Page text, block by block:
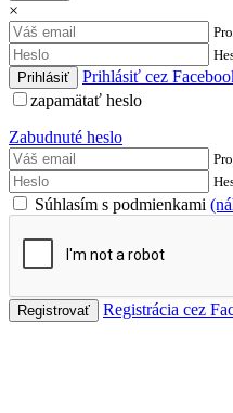
×
Prihlásiť cez
zapamätať heslo
Zabudnuté heslo
Súhlasím s podmienkami
Registrácia cez